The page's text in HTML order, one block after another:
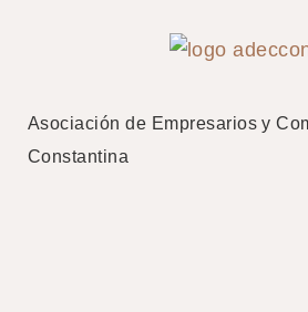
Asociación de Empresarios y
Constantina